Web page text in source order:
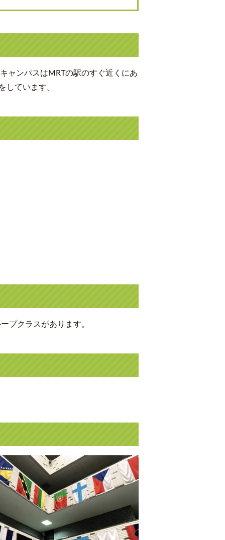
ャンパスはMRTの駅のすぐ近くにあ
しています。
プクラスがあります。